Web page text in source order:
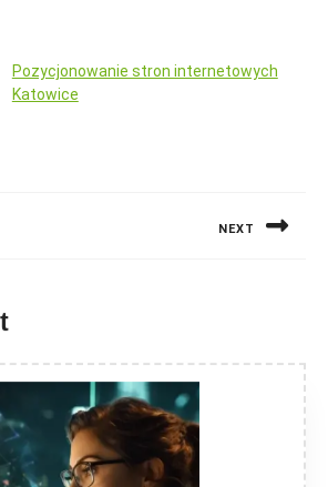
Pozycjonowanie stron internetowych
Katowice
NEXT